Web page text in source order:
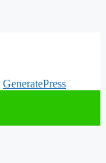
GeneratePress